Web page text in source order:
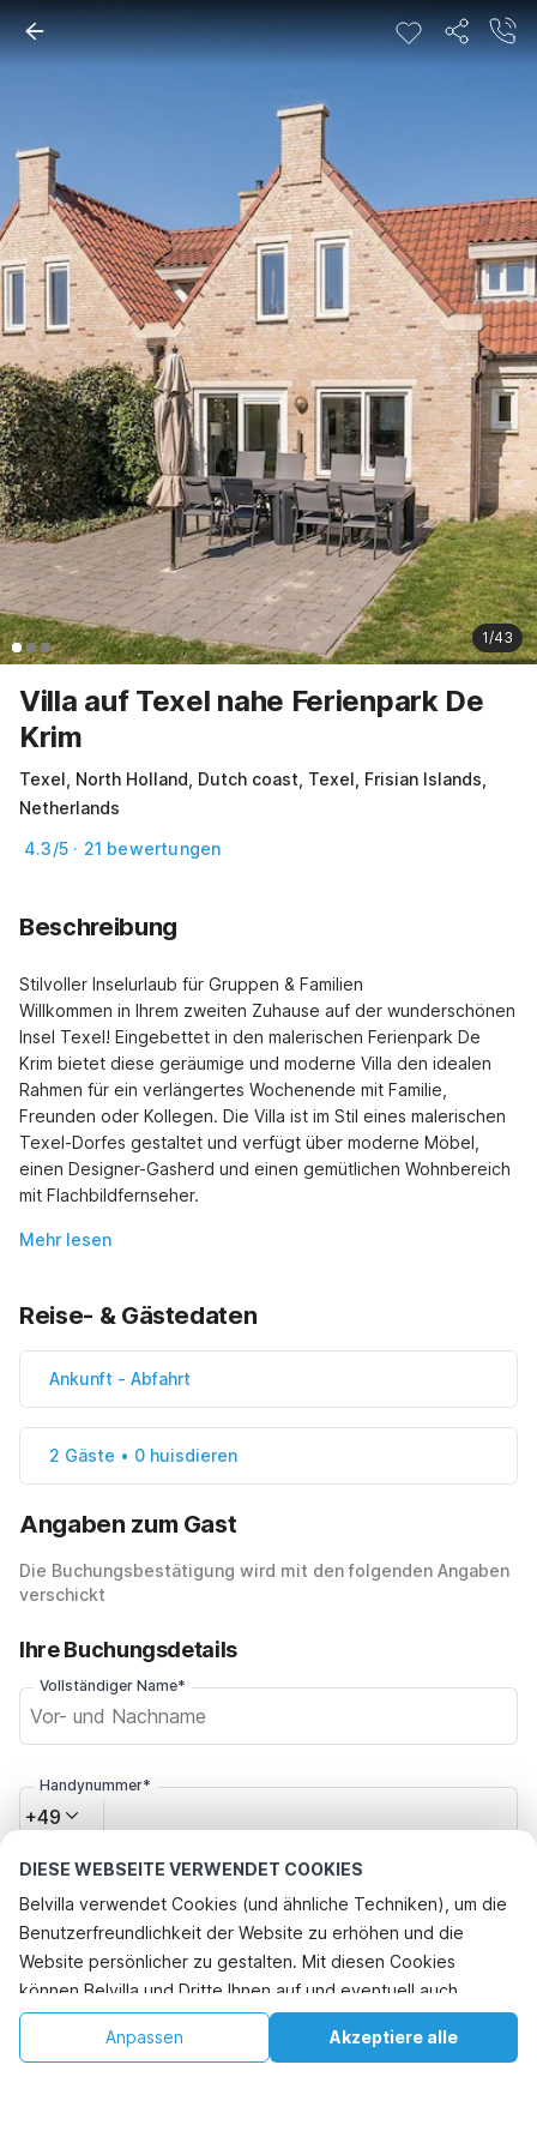
DIESE WEBSEITE VERWENDET COOKIES
Belvilla verwendet Cookies (und ähnliche Techniken), um die
Benutzerfreundlichkeit der Website zu erhöhen und die
Website persönlicher zu gestalten. Mit diesen Cookies
können Belvilla und Dritte Ihnen auf und eventuell auch
außerhalb unserer Website folgen, um Werbung Ihren
Interessen anzupassen und das Teilen von Informationen über
Akzeptiere alle
Anpassen
1/43
Villa auf Texel nahe Ferienpark De
Krim
Texel, North Holland, Dutch coast, Texel, Frisian Islands,
Netherlands
4.3/5 · 21 bewertungen
Beschreibung
Stilvoller Inselurlaub für Gruppen & Familien
Willkommen in Ihrem zweiten Zuhause auf der wunderschönen
Insel Texel! Eingebettet in den malerischen Ferienpark De
Krim bietet diese geräumige und moderne Villa den idealen
Rahmen für ein verlängertes Wochenende mit Familie,
Freunden oder Kollegen. Die Villa ist im Stil eines malerischen
Texel-Dorfes gestaltet und verfügt über moderne Möbel,
einen Designer-Gasherd und einen gemütlichen Wohnbereich
mit Flachbildfernseher.
Mehr lesen
Reise- & Gästedaten
Ankunft - Abfahrt
2 Gäste • 0 huisdieren
Angaben zum Gast
Die Buchungsbestätigung wird mit den folgenden Angaben
verschickt
Ihre Buchungsdetails
Vollständiger Name*
Handynummer*
+49
Klicken Sie hier, um sich von den Belvilla-Angebotsmails
abzumelden. Sie können sich in Zukunft jederzeit wieder
abmelden
€676
+
Verfügbarkeit prüfen